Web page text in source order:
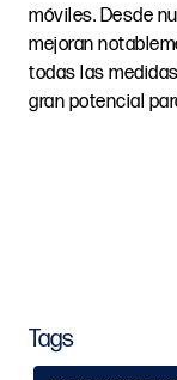
móviles. Desde
mejoran
todas las
gran potencial
Tags